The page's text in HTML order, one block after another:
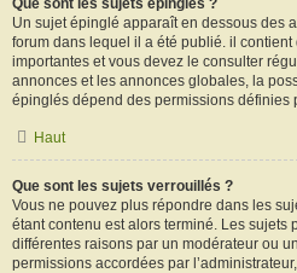
Que sont les sujets épinglés ?
Un sujet épinglé apparaît en dessous des
forum dans lequel il a été publié. il
importantes et vous devez le consulter
annonces et les annonces globales, la
épinglés dépend des permissions définies
Haut
Que sont les sujets verrouillés ?
Vous ne pouvez plus répondre dans les
étant contenu est alors terminé. Les sujets
différentes raisons par un modérateur ou
permissions accordées par